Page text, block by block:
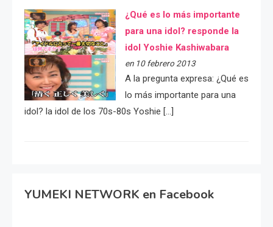
¿Qué es lo más importante
para una idol? responde la
idol Yoshie Kashiwabara
en 10 febrero 2013
A la pregunta expresa: ¿Qué es
lo más importante para una
idol? la idol de los 70s-80s Yoshie […]
YUMEKI NETWORK en Facebook